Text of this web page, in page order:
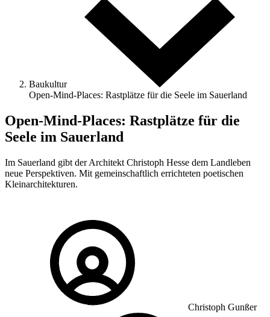
Baukultur
Open-Mind-Places: Rastplätze für die Seele im Sauerland
Open-Mind-Places: Rastplätze für die
Seele im Sauerland
Im Sauerland gibt der Architekt Christoph Hesse dem Landleben
neue Perspektiven. Mit gemeinschaftlich errichteten poetischen
Kleinarchitekturen.
Christoph Gunßer